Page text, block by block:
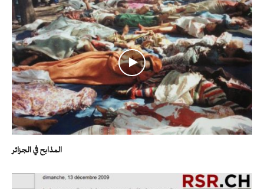
المذابح في الجزائر